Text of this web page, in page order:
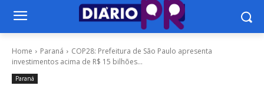
Home Paraná
COP28: Prefeitura de São Paulo apresenta
investimentos acima de R$ 15 bilhões...
Paraná